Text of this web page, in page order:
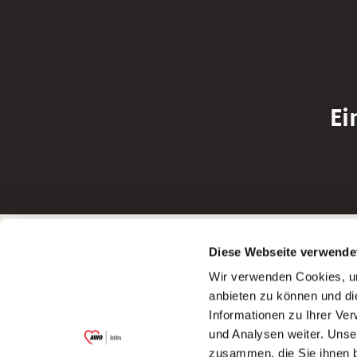
Diese Webseite
Wir verwenden Cookies,
anbieten zu können und
Informationen zu Ihrer
und Analysen weiter.
zusammen, die Sie ihnen
Garitz Bewirtschaftungsbetriebe GmbH
(Ein Tochterunternehmen des AWO
Bezirksverbandes Unterfranken e.V.)